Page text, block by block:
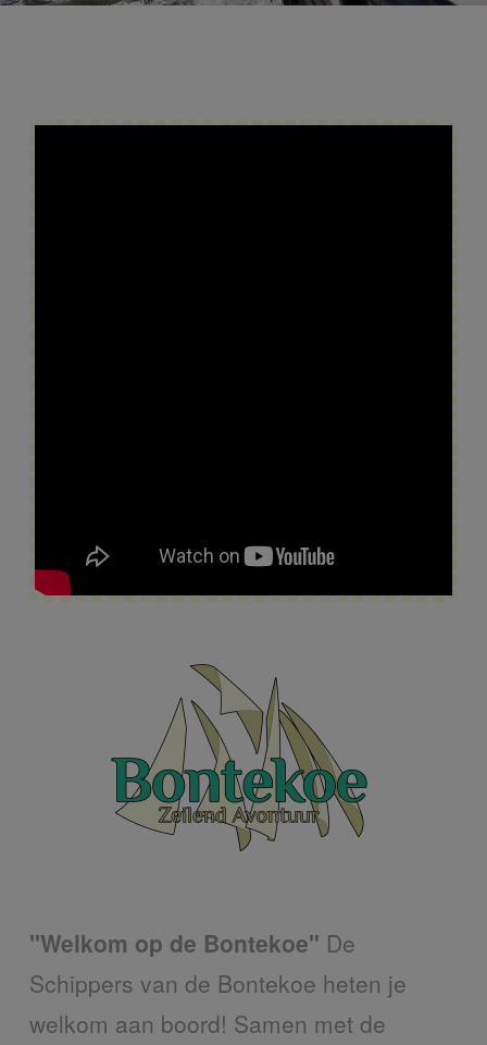
"Welkom op de Bontekoe" De
Schippers van de Bontekoe heten je
welkom aan boord! Samen met de